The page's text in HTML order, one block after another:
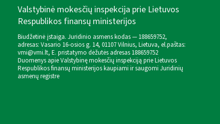
Valstybinė mokesčių inspekcija prie Lietuvos
Respublikos finansų ministerijos
Biudžetinė įstaiga. Juridinio asmens kodas — 188659752,
adresas: Vasario 16-osios g. 14, 01107 Vilnius, Lietuva, el.paštas:
vmi@vmi.lt, E. pristatymo dėžutės adresas 188659752
Duomenys apie Valstybinę mokesčių inspekciją prie Lietuvos
Respublikos finansų ministerijos kaupiami ir saugomi Juridinių
asmenų registre